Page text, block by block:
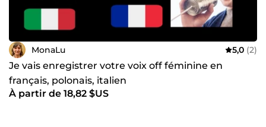
MonaLu 5,0 (2)
Je vais enregistrer votre voix off féminine en
français, polonais, italien
À partir de 18,82 $US